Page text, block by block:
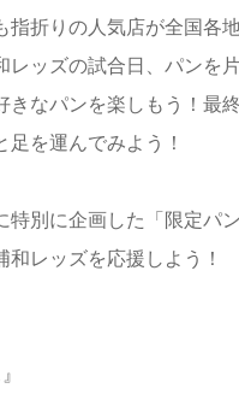
指折りの人気店が全国各
レッズの試合日、パンを
きなパンを楽しもう！最
を運んでみよう！
別に企画した「限定パ
レッズを応援しよう！